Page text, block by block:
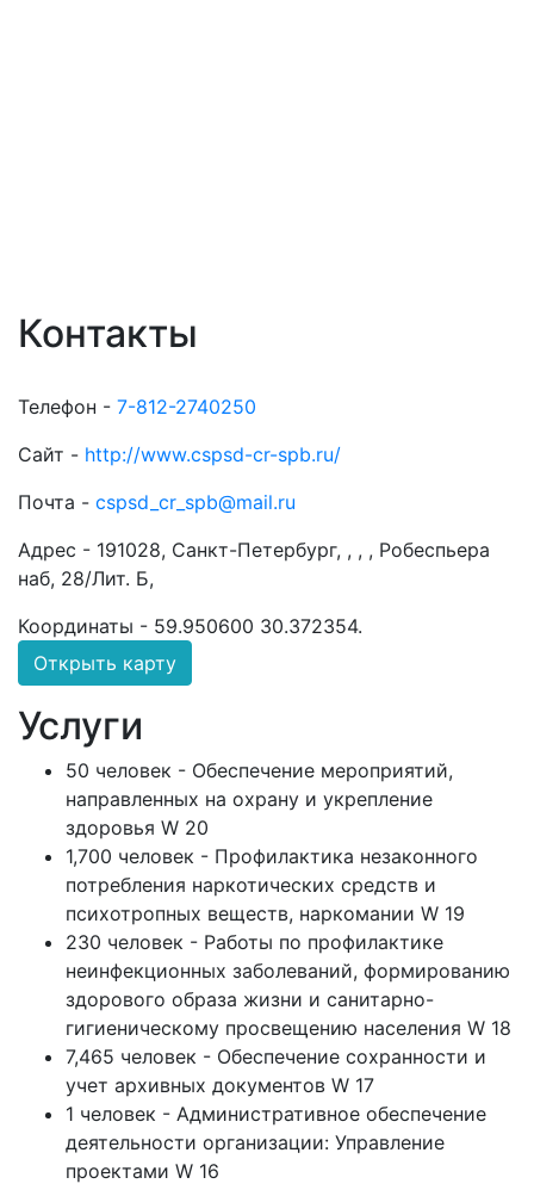
Контакты
Телефон - 7-812-2740250
Сайт - http://www.cspsd-cr-spb.ru/
Почта - cspsd_cr_spb@mail.ru
Адрес - 191028, Санкт-Петербург, , , , Робеспьера
наб, 28/Лит. Б,
Координаты - 59.950600 30.372354.
Открыть карту
Услуги
50 человек - Обеспечение мероприятий,
направленных на охрану и укрепление
здоровья W 20
1,700 человек - Профилактика незаконного
потребления наркотических средств и
психотропных веществ, наркомании W 19
230 человек - Работы по профилактике
неинфекционных заболеваний, формированию
здорового образа жизни и санитарно-
гигиеническому просвещению населения W 18
7,465 человек - Обеспечение сохранности и
учет архивных документов W 17
1 человек - Административное обеспечение
деятельности организации: Управление
проектами W 16